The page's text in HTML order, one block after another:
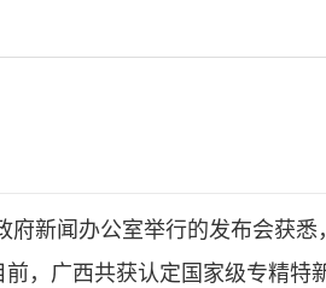
新闻办公室举行的发布会获
，广西共获认定国家级专精特